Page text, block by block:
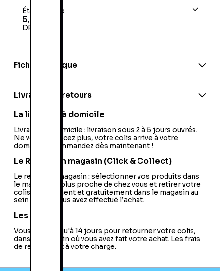
État d'usage
5,99 €
DREUX
Fiche technique
Code EAN:
12300314525
Livraison et retours
La livraison à domicile
Livraison à domicile : livraison sous 2 à 5 jours ouvrés.
Ne vous déplacez plus, votre colis arrive à votre
domicile ! Commandez dès maintenant !
Le Retrait en magasin (Click & Collect)
Le retrait en magasin : sélectionner vos produits dans
le magasin le plus proche de chez vous et retirer votre
colis directement et gratuitement dans le magasin au
sein duquel vous avez effectué l’achat.
Les retours
Vous avez jusqu'à 14 jours pour retourner votre colis,
dans le magasin où vous avez fait votre achat. Les frais
de retour sont à votre charge.